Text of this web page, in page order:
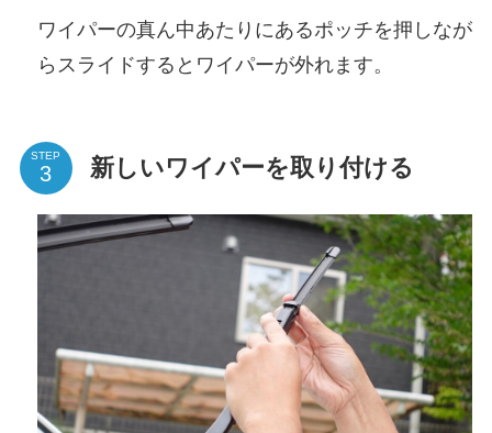
ワイパーの真ん中あたりにあるポッチを押しなが
らスライドするとワイパーが外れます。
STEP 新しいワイパーを取り付ける